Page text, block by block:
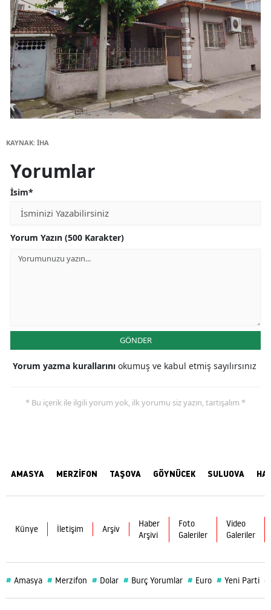
KAYNAK: İHA
Yorumlar
İsim*
Yorum Yazın (500 Karakter)
GÖNDER
Yorum yazma kurallarını okumuş ve kabul etmiş sayılırsınız
* Bu içerik ile ilgili yorum yok, ilk yorumu siz yazın, tartışalım *
AMASYA MERZİFON TAŞOVA GÖYNÜCEK SULUOVA
Künye İletişim Arşiv
Haber
Arşivi
Foto
Galeriler
Video
Galeriler
# Amasya # Merzifon # Dolar # Burç Yorumlar # Euro # Yeni Parti #